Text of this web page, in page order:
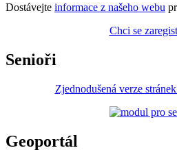
Dostávejte informace z našeho webu
Chci se
Senioři
Zjednodušená verze
Geoportál